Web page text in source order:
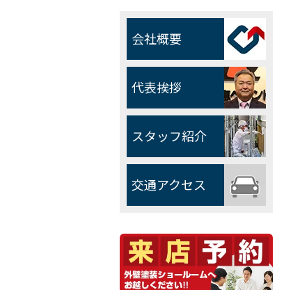
会社概要
代表挨拶
スタッフ紹介
交通アクセス